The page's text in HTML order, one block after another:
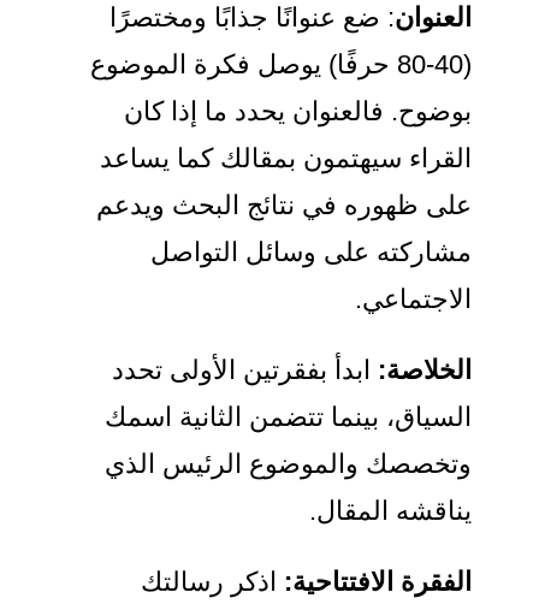
العنوان: ضع عنوانًا جذابًا ومختصرًا
(40-80 حرفًا) يوصل فكرة الموضوع
بوضوح. فالعنوان يحدد ما إذا كان
القراء سيهتمون بمقالك كما يساعد
على ظهوره في نتائج البحث ويدعم
مشاركته على وسائل التواصل
الاجتماعي.
الخلاصة: ابدأ بفقرتين الأولى تحدد
السياق، بينما تتضمن الثانية اسمك
وتخصصك والموضوع الرئيس الذي
يناقشه المقال.
الفقرة الافتتاحية: اذكر رسالتك